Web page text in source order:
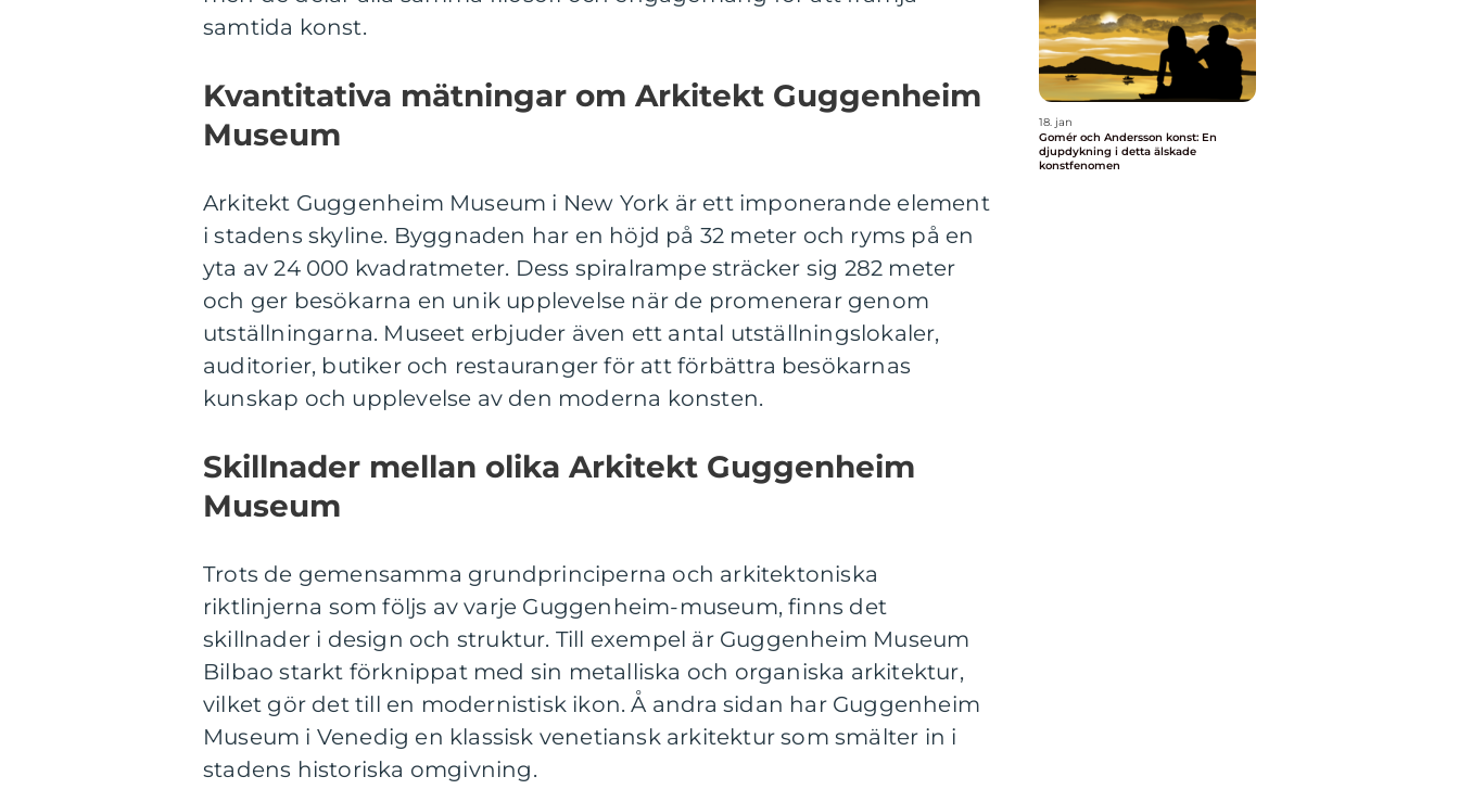
samtida konst.
Kvantitativa mätningar om Arkitekt Guggenheim
Museum
Arkitekt Guggenheim Museum i New York är ett imponerande element
i stadens skyline. Byggnaden har en höjd på 32 meter och ryms på en
yta av 24 000 kvadratmeter. Dess spiralrampe sträcker sig 282 meter
och ger besökarna en unik upplevelse när de promenerar genom
utställningarna. Museet erbjuder även ett antal utställningslokaler,
auditorier, butiker och restauranger för att förbättra besökarnas
kunskap och upplevelse av den moderna konsten.
Skillnader mellan olika Arkitekt Guggenheim
Museum
Trots de gemensamma grundprinciperna och arkitektoniska
riktlinjerna som följs av varje Guggenheim-museum, finns det
skillnader i design och struktur. Till exempel är Guggenheim Museum
Bilbao starkt förknippat med sin metalliska och organiska arkitektur,
vilket gör det till en modernistisk ikon. Å andra sidan har Guggenheim
Museum i Venedig en klassisk venetiansk arkitektur som smälter in i
stadens historiska omgivning.
18. jan
Gomér och Andersson konst: En
djupdykning i detta älskade
konstfenomen